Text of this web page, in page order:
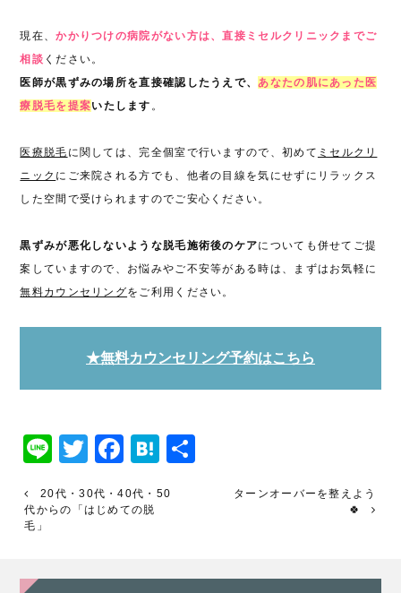
現在、かかりつけの病院がない方は、直接ミセルクリニックまでご
相談 ください。
医師が黒ずみの場所を直接確認したうえで、あなたの肌にあった医
療脱毛を提案いたします 。
医療脱毛 に関しては、完全個室で行いますので、初めて ミセルクリ
ニック にご来院される方でも、他者の目線を気にせずにリラックス
した空間で受けられますのでご安心ください。
黒ずみが悪化しないような脱毛施術後のケアについても併せてご提
案していますので、お悩みやご不安等がある時は、まずはお気軽に
無料カウンセリングをご利用ください。
★無料カウンセリング予約はこちら
LineTwitter
Facebook
Hatena
20代・30代・40代・50
代からの「はじめての脱
毛」
ターンオーバーを整えよう
🍀